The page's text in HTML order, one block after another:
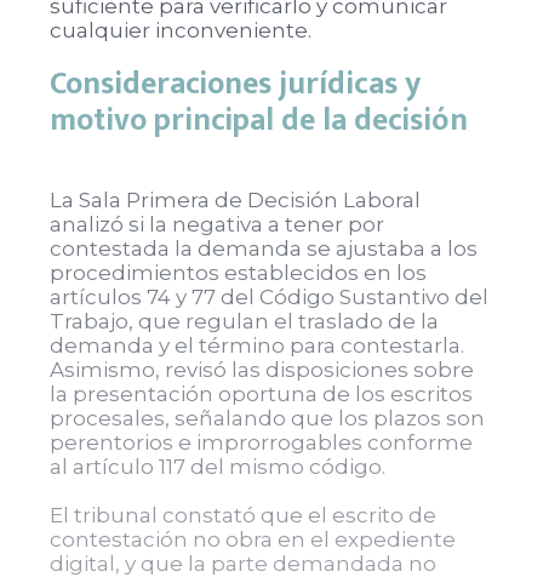
suficiente para verificarlo y comunicar
cualquier inconveniente.
Consideraciones jurídicas y
motivo principal de la decisión
La Sala Primera de Decisión Laboral
analizó si la negativa a tener por
contestada la demanda se ajustaba a los
procedimientos establecidos en los
artículos 74 y 77 del Código Sustantivo del
Trabajo, que regulan el traslado de la
demanda y el término para contestarla.
Asimismo, revisó las disposiciones sobre
la presentación oportuna de los escritos
procesales, señalando que los plazos son
perentorios e improrrogables conforme
al artículo 117 del mismo código.
El tribunal constató que el escrito de
contestación no obra en el expediente
digital, y que la parte demandada no